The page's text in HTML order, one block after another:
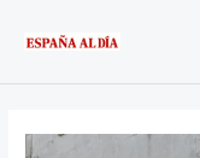
contenido